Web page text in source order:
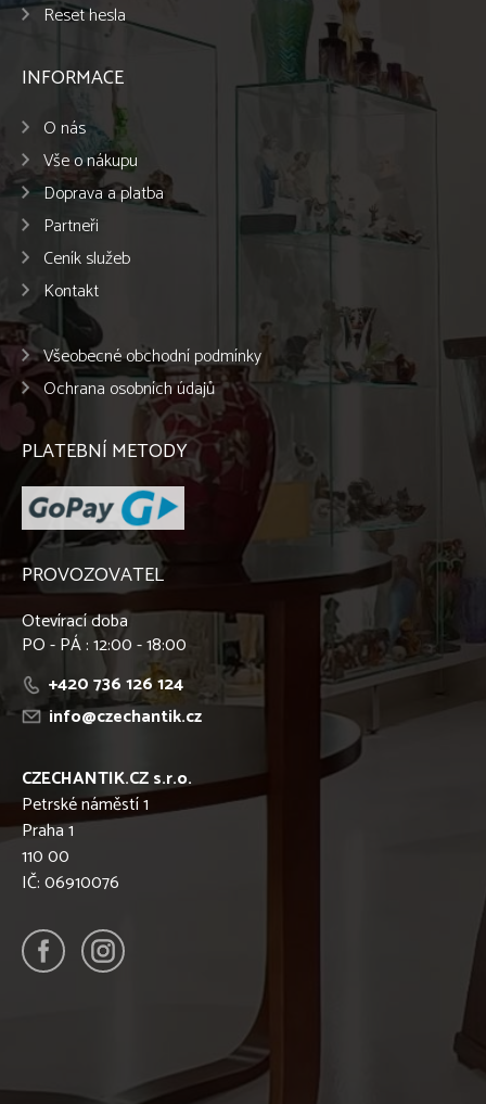
Reset hesla
INFORMACE
O nás
Vše o nákupu
Doprava a platba
Partneři
Ceník služeb
Kontakt
Všeobecné obchodní podmínky
Ochrana osobních údajů
PLATEBNÍ METODY
PROVOZOVATEL
Otevírací doba
PO - PÁ : 12:00 - 18:00
+420 736 126 124
info@czechantik.cz
CZECHANTIK.CZ s.r.o.
Petrské náměstí 1
Praha 1
110 00
IČ: 06910076